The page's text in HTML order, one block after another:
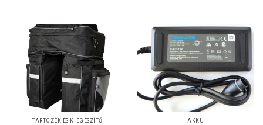
TARTOZÉK ÉS KIEGÉSZÍTŐ AKKU